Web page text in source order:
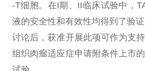
-T细胞。在I期、II临床试验中，
液的安全性和有效性均得到了验
讨论后，获准开展此项可作为支
组织肉瘤适应症申请附条件上市